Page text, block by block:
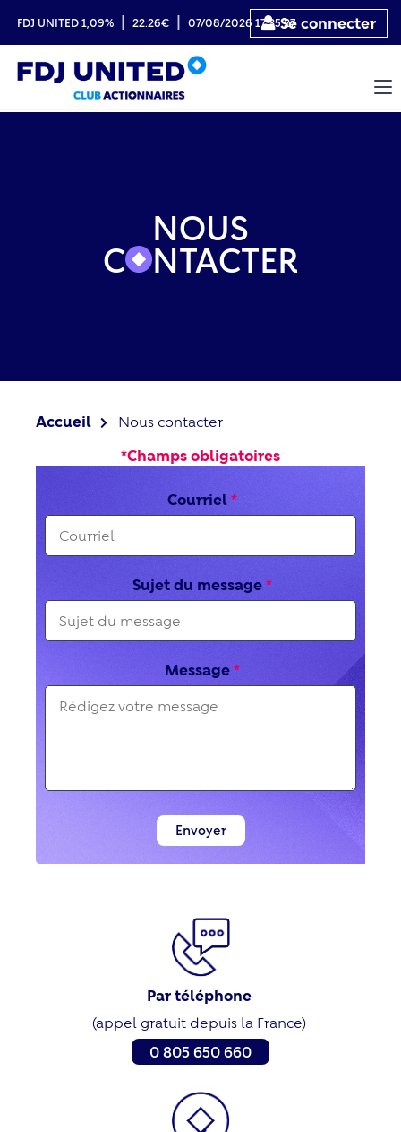
FDJ UNITED 1,09% | 22.26€ | 07/08/2026 17:35:27Se connecter
NOUS
C
NTACTER
Accueil
Nous contacter
*Champs obligatoires
Courriel
Sujet du message
Message
Par téléphone
(appel gratuit depuis la France)
0 805 650 660